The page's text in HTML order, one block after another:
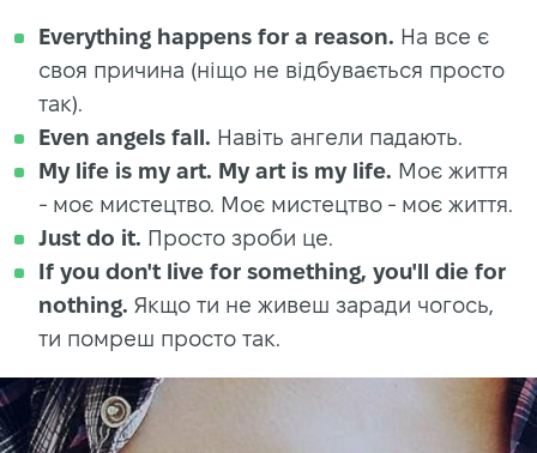
Everything happens for a reason. На все є
своя причина (ніщо не відбувається просто
так).
Even angels fall. Навіть ангели падають.
My life is my art. My art is my life. Моє життя
- моє мистецтво. Моє мистецтво - моє життя.
Just do it. Просто зроби це.
If you don't live for something, you'll die for
nothing. Якщо ти не живеш заради чогось,
ти помреш просто так.